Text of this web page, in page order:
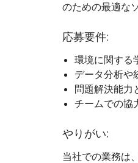
のための最適な
応募要件:
環境に関する
データ分析や
問題解決能力
チームでの協
やりがい:
当社での業務は